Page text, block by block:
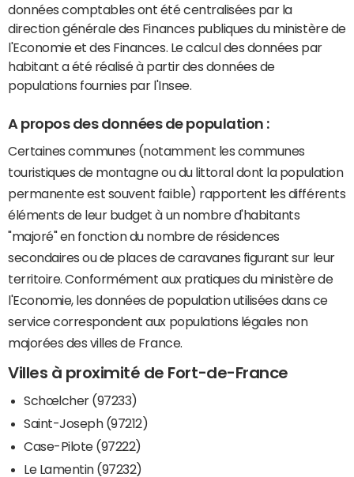
données comptables ont été centralisées par la
direction générale des Finances publiques du ministère de
l'Economie et des Finances. Le calcul des données par
habitant a été réalisé à partir des données de
populations fournies par l'Insee.
A propos des données de population :
Certaines communes (notamment les communes
touristiques de montagne ou du littoral dont la population
permanente est souvent faible) rapportent les différents
éléments de leur budget à un nombre d'habitants
"majoré" en fonction du nombre de résidences
secondaires ou de places de caravanes figurant sur leur
territoire. Conformément aux pratiques du ministère de
l'Economie, les données de population utilisées dans ce
service correspondent aux populations légales non
majorées des villes de France.
Villes à proximité de Fort-de-France
Schœlcher (97233)
Saint-Joseph (97212)
Case-Pilote (97222)
Le Lamentin (97232)